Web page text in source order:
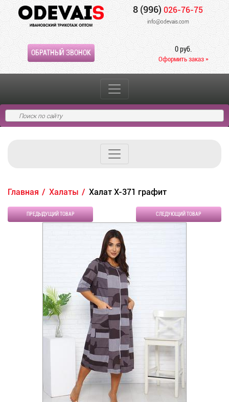
8 (996) 026-76-75
info@odevais.com
ОБРАТНЫЙ ЗВОНОК 0 руб.
Оформить заказ »
Главная Халаты Халат Х-371 графит
ПРЕДЫДУЩИЙ ТОВАР СЛЕДУЮЩИЙ ТОВАР